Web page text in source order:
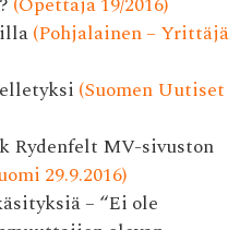
(Pohjalainen – Yrittäjä
(Suomen Uutiset
MV-sivuston
29.9.2016)
– “Ei ole